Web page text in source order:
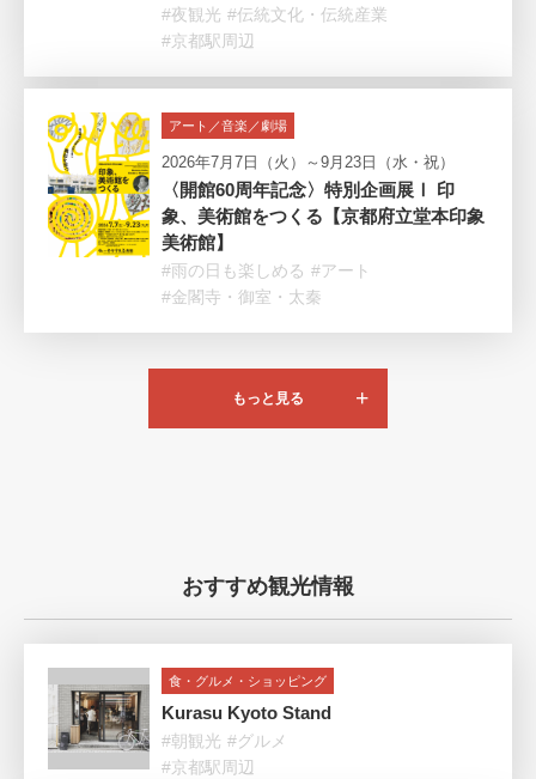
#夜観光 #伝統文化・伝統産業
#京都駅周辺
アート／音楽／劇場
2026年7月7日（火）～9月23日（水・祝）
〈開館60周年記念〉特別企画展Ⅰ 印
象、美術館をつくる【京都府立堂本印象
美術館】
#雨の日も楽しめる #アート
#金閣寺・御室・太秦
もっと見る
おすすめ観光情報
食・グルメ・ショッピング
Kurasu Kyoto Stand
#朝観光 #グルメ
#京都駅周辺